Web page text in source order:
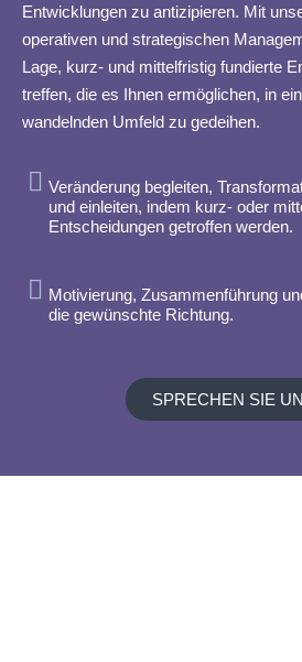
Entwicklungen zu antizipieren. Mit
operativen und strategischen
Lage, kurz- und mittelfristig fundierte
treffen, die es Ihnen ermöglichen, in
wandelnden Umfeld zu gedeihen.
Veränderung begleiten,
und einleiten, indem kurz- oder
Entscheidungen getroffen werden.
Motivierung, Zusammenführung
die gewünschte Richtung.
SPRECHEN SIE